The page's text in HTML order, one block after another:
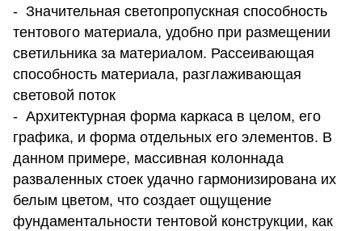
- Значительная светопропускная способность
тентового материала, удобно при размещении
светильника за материалом. Рассеивающая
способность материала, разглаживающая
световой поток
- Архитектурная форма каркаса в целом, его
графика, и форма отдельных его элементов. В
данном примере, массивная колоннада
разваленных стоек удачно гармонизирована их
белым цветом, что создает ощущение
фундаментальности тентовой конструкции, как